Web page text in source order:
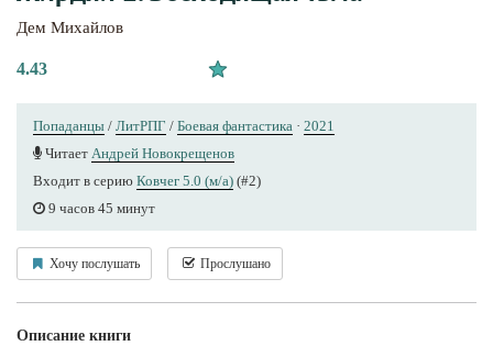
Дем Михайлов
4.43
Попаданцы / ЛитРПГ / Боевая фантастика · 2021
Читает Андрей Новокрещенов
Входит в серию Ковчег 5.0 (м/а) (#2)
9 часов 45 минут
Хочу послушать Прослушано
Описание книги